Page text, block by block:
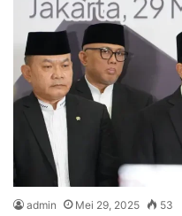
admin Mei 29, 2025 53